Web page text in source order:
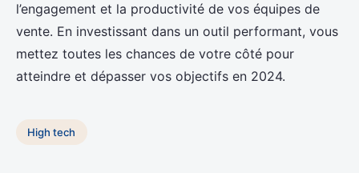
l’engagement et la productivité de vos équipes de
vente. En investissant dans un outil performant, vous
mettez toutes les chances de votre côté pour
atteindre et dépasser vos objectifs en 2024.
High tech